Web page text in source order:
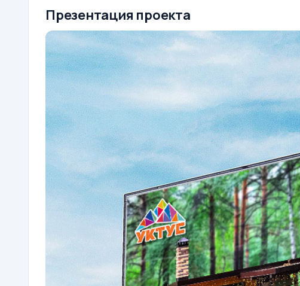
Презентация проекта